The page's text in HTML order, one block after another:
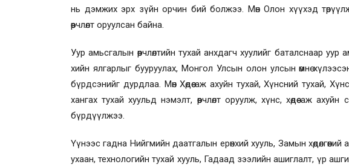
нь дэмжих эрх зүйн орчин бий болжээ. Мөн Олон хүүхэд
өөрчлөлт оруулсан байна.
Уур амьсгалын өөрчлөлтийн тухай анхдагч хуулийг баталснаар уур
хийн ялгарлыг бууруулах, Монгол Улсын олон улсын өмнө
бүрдсэнийг дурдлаа. Мөн Хөдөө аж ахуйн тухай, Хүнсний тухай,
хангах тухай хуульд нэмэлт, өөрчлөлт оруулж, хүнс, хөдөө аж
бүрдүүлжээ.
Үүнээс гадна Нийгмийн даатгалын ерөнхий хууль, Замын
ухаан, технологийн тухай хууль, Гадаад зээлийн ашиглалт, үр